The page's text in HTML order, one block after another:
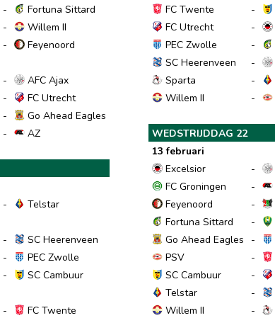
-
Fortuna Sittard
-
Willem II
-
Feyenoord
-
AFC Ajax
-
FC Utrecht
-
Go Ahead Eagles
- AZ
-
Telstar
-
SC Heerenveen
-
PEC Zwolle
-
SC Cambuur
- FC Twente
FC Twente
-
FC Utrecht
-
PEC Zwolle
-
SC Heerenveen
-
Sparta
-
Willem II
-
WEDSTRIJDDAG 22
13 februari
Excelsior
-
FC Groningen
-
Feyenoord
-
Fortuna Sittard
-
Go Ahead Eagles
-
PSV
-
SC Cambuur
-
Telstar
-
Willem II
-